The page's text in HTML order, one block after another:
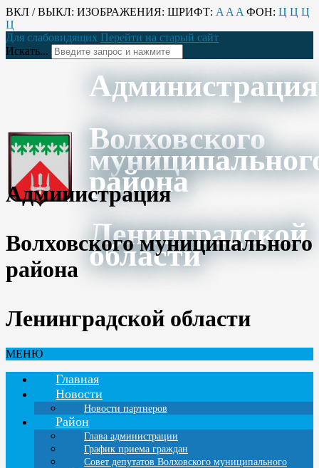
ВКЛ / ВЫКЛ: ИЗОБРАЖЕНИЯ: ШРИФТ: A A A ФОН: Ц Ц Ц
Ц
Для слабовидящих Перейти на старый сайт
Искать...
Администрация
Волховского
района
Ленинградской
области
Администрация
Волховского муниципального
района
Ленинградской области
МЕНЮ
Главная
Новости
Новости партнеров
Район
Глава администрации
График приема граждан
Совет депутатов Волховского муниципального